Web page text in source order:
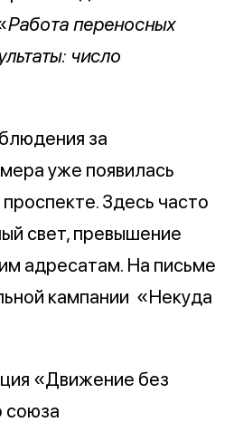
Работа переносных
число
за
уже появилась
Здесь часто
свет, превышение
адресатам. На письме
кампании «Некуда
«Движение без
союза